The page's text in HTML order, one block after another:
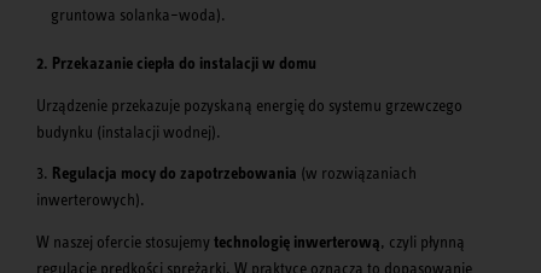
gruntowa solanka–woda).
2. Przekazanie ciepła do instalacji w domu
Urządzenie przekazuje pozyskaną energię do systemu grzewczego
budynku (instalacji wodnej).
3. Regulacja mocy do zapotrzebowania (w rozwiązaniach
inwerterowych).
W naszej ofercie stosujemy technologię inwerterową, czyli płynną
regulację prędkości sprężarki. W praktyce oznacza to dopasowanie